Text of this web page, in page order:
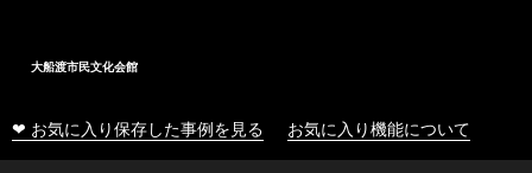
大船渡市民文化会館
❤ お気に入り保存した事例を見る お気に入り機能について